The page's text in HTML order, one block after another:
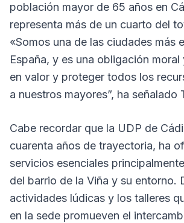
población mayor de 65 años en
representa más de un cuarto del
«Somos una de las ciudades más
España, y es una obligación
en valor y proteger todos los
a nuestros mayores”, ha señalado
Cabe recordar que la UDP de
cuarenta años de trayectoria, ha
servicios esenciales
del barrio de la Viña y su entorno.
actividades lúdicas y los talleres
en la sede promueven el